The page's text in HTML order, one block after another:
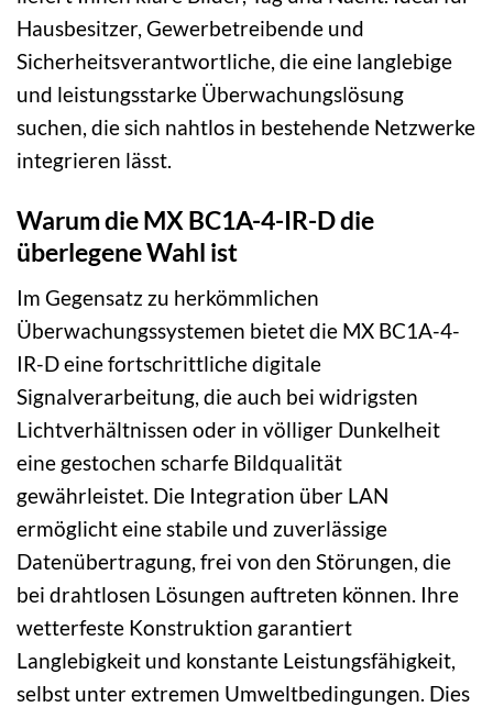
Hausbesitzer, Gewerbetreibende und
Sicherheitsverantwortliche, die eine langlebige
und leistungsstarke Überwachungslösung
suchen, die sich nahtlos in bestehende Netzwerke
integrieren lässt.
Warum die MX BC1A-4-IR-D die
überlegene Wahl ist
Im Gegensatz zu herkömmlichen
Überwachungssystemen bietet die MX BC1A-4-
IR-D eine fortschrittliche digitale
Signalverarbeitung, die auch bei widrigsten
Lichtverhältnissen oder in völliger Dunkelheit
eine gestochen scharfe Bildqualität
gewährleistet. Die Integration über LAN
ermöglicht eine stabile und zuverlässige
Datenübertragung, frei von den Störungen, die
bei drahtlosen Lösungen auftreten können. Ihre
wetterfeste Konstruktion garantiert
Langlebigkeit und konstante Leistungsfähigkeit,
selbst unter extremen Umweltbedingungen. Dies